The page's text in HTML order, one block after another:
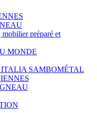
préparé et
MONDE
ITALIA SAMBOMÉTAL